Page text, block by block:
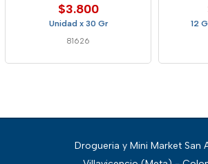
$3.800
Unidad x 30 Gr
81626
12
Drogueria y Mini Market San